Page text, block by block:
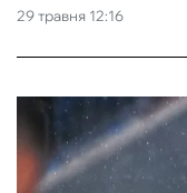
29 травня 12:16